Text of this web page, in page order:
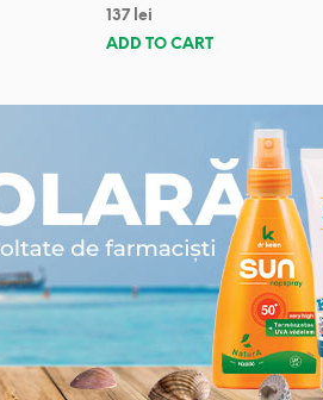
137 lei
ADD TO CART